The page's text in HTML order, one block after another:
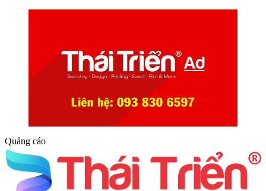
Quảng cáo